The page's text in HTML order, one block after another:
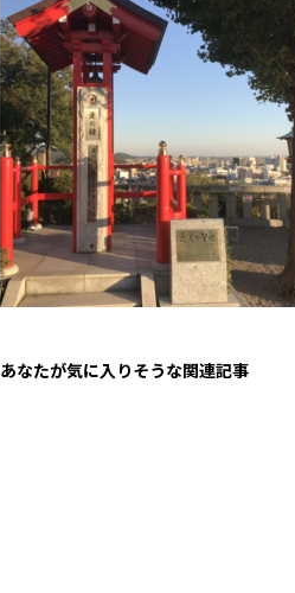
あなたが気に入りそうな関連記事